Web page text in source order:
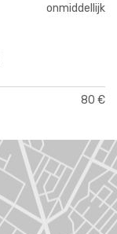
onmiddellijk
80 €